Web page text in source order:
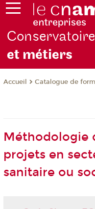
et métiers
Accueil Catalogue de
Méthodologie
projets en
sanitaire ou